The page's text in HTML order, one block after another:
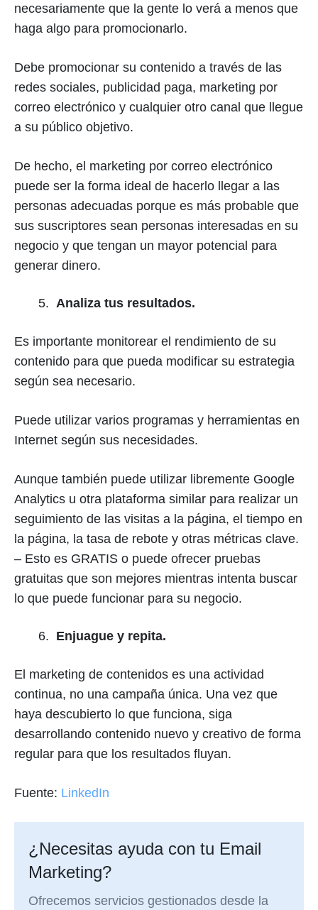
necesariamente que la gente lo verá a menos que
haga algo para promocionarlo.
Debe promocionar su contenido a través de las
redes sociales, publicidad paga, marketing por
correo electrónico y cualquier otro canal que llegue
a su público objetivo.
De hecho, el marketing por correo electrónico
puede ser la forma ideal de hacerlo llegar a las
personas adecuadas porque es más probable que
sus suscriptores sean personas interesadas en su
negocio y que tengan un mayor potencial para
generar dinero.
Analiza tus resultados.
Es importante monitorear el rendimiento de su
contenido para que pueda modificar su estrategia
según sea necesario.
Puede utilizar varios programas y herramientas en
Internet según sus necesidades.
Aunque también puede utilizar libremente Google
Analytics u otra plataforma similar para realizar un
seguimiento de las visitas a la página, el tiempo en
la página, la tasa de rebote y otras métricas clave.
– Esto es GRATIS o puede ofrecer pruebas
gratuitas que son mejores mientras intenta buscar
lo que puede funcionar para su negocio.
Enjuague y repita.
El marketing de contenidos es una actividad
continua, no una campaña única. Una vez que
haya descubierto lo que funciona, siga
desarrollando contenido nuevo y creativo de forma
regular para que los resultados fluyan.
Fuente: LinkedIn
¿Necesitas ayuda con tu Email
Marketing?
Ofrecemos servicios gestionados desde la